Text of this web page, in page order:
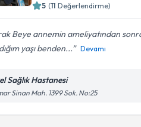
5 (11 Değerlendirme)
Beye annemin ameliyatından
yaşı benden...
Devamı
Sağlık Hastanesi
Sinan Mah. 1399 Sok. No:25